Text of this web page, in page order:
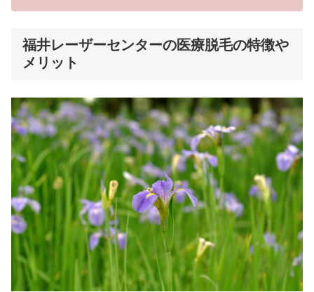
福井レーザーセンターの医療脱毛の特徴や
メリット